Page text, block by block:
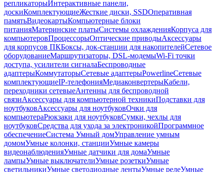
репликаторыИнтерактивные панели,
доскиКомплектующиеЖесткие диски, SSDОперативная
памятьВидеокартыКомпьютерные блоки
питанияМатеринские платыСистемы охлажденияКорпуса для
компьютеровПроцессорыОптические приводыАксессуары
для корпусов ПКБоксы, док-станции для накопителейСетевое
оборудованиеМаршрутизаторы, DSL-модемыWi-Fi точки
доступа, усилители сигналаБеспроводные
адаптерыКоммутаторыСетевые адаптерыPowerlineСетевые
комплектующиеIP-телефонияМедиаконвертерыКабели,
переходники сетевыеАнтенны для беспроводной
связиАксессуары для компьютерной техникиПодставки для
ноутбуковАксессуары для ноутбуковОчки для
компьютераРюкзаки для ноутбуковСумки, чехлы для
ноутбуковСредства для ухода за электроникойПрограммное
обеспечениеСистема Умный домУправление умным
домомУмные колонки, станцииУмные камеры
видеонаблюденияУмные датчики для домаУмные
лампыУмные выключателиУмные розеткиУмные
светильникиУмные светодиодные лентыУмные релеУмные